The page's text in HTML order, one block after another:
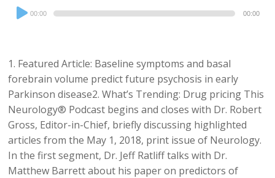
Audio
Player
00:00 00:00
1. Featured Article: Baseline symptoms and basal
forebrain volume predict future psychosis in early
Parkinson disease2. What’s Trending: Drug pricing This
Neurology® Podcast begins and closes with Dr. Robert
Gross, Editor-in-Chief, briefly discussing highlighted
articles from the May 1, 2018, print issue of Neurology.
In the first segment, Dr. Jeff Ratliff talks with Dr.
Matthew Barrett about his paper on predictors of